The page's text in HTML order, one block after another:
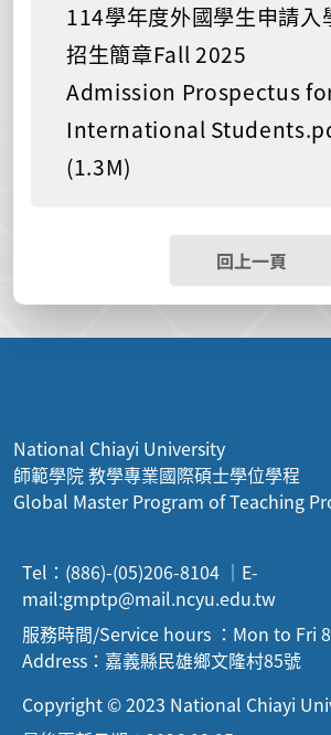
114學年度外國學生申請入
招生簡章Fall 2025
Admission Prospectus
International
(1.3M)
回上一頁
National Chiayi University
師範學院 教學專業國際碩士學位學程
Global Master Program of Teaching
Tel：(886)-(05)206-8104 ｜E-
mail:gmptp@mail.ncyu.edu.tw
服務時間/Service hours ：Mon to Fri
Address：嘉義縣民雄鄉文隆村85號
Copyright © 2023 National Chiayi